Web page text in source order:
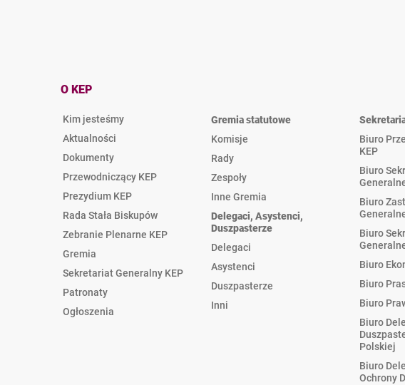
O KEP
Kim jesteśmy
Aktualności
Dokumenty
Przewodniczący KEP
Prezydium KEP
Rada Stała Biskupów
Zebranie Plenarne KEP
Gremia
Sekretariat Generalny KEP
Patronaty
Ogłoszenia
Gremia statutowe
Komisje
Rady
Zespoły
Inne Gremia
Delegaci, Asystenci,
Duszpasterze
Delegaci
Asystenci
Duszpasterze
Inni
Biuro
KEP
Biuro
Biuro
Biuro
Biuro
Biuro
Biuro
Biuro
Polskiej
Biuro
Ochrony